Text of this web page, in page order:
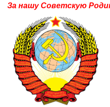
За нашу Советскую